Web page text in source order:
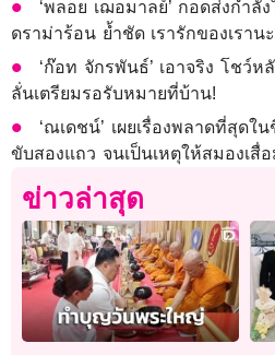
‘พลอย เฌอมาลย์’ กอดส่งกำลัง
ดราม่าร้อน ย้ำชัด เรารักของเราน
‘ก๊อท จักรพันธ์’ เอาจริง โชว์
ลั่นเตรียมรอรับหมายที่บ้าน!
‘ณเดชน์’ เผยเรื่องพลาดที่สุดใ
ขับสองแถว จนเป็นเหตุให้สมองเสื่อ
ข่าวล่าสุด